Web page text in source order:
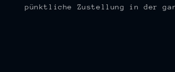
pünktliche Zustellung in der